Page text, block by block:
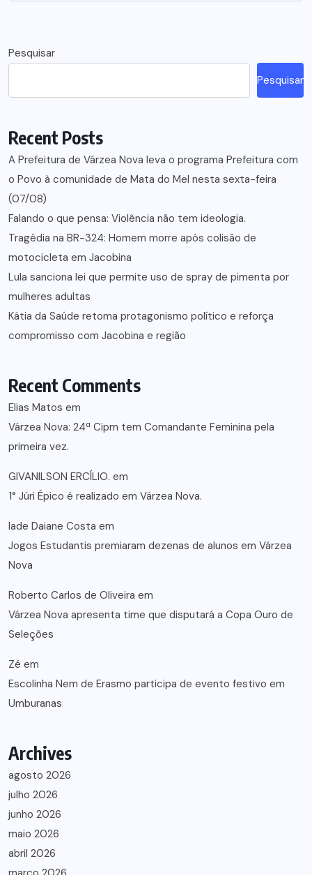
Pesquisar
Pesquisar
Recent Posts
A Prefeitura de Várzea Nova leva o programa Prefeitura com
o Povo à comunidade de Mata do Mel nesta sexta-feira
(07/08)
Falando o que pensa: Violência não tem ideologia.
Tragédia na BR-324: Homem morre após colisão de
motocicleta em Jacobina
Lula sanciona lei que permite uso de spray de pimenta por
mulheres adultas
Kátia da Saúde retoma protagonismo político e reforça
compromisso com Jacobina e região
Recent Comments
Elias Matos em
Várzea Nova: 24ª Cipm tem Comandante Feminina pela
primeira vez.
GIVANILSON ERCÍLIO. em
1° Júri Épico é realizado em Várzea Nova.
lade Daiane Costa em
Jogos Estudantis premiaram dezenas de alunos em Várzea
Nova
Roberto Carlos de Oliveira em
Várzea Nova apresenta time que disputará a Copa Ouro de
Seleções
Zé em
Escolinha Nem de Erasmo participa de evento festivo em
Umburanas
Archives
agosto 2026
julho 2026
junho 2026
maio 2026
abril 2026